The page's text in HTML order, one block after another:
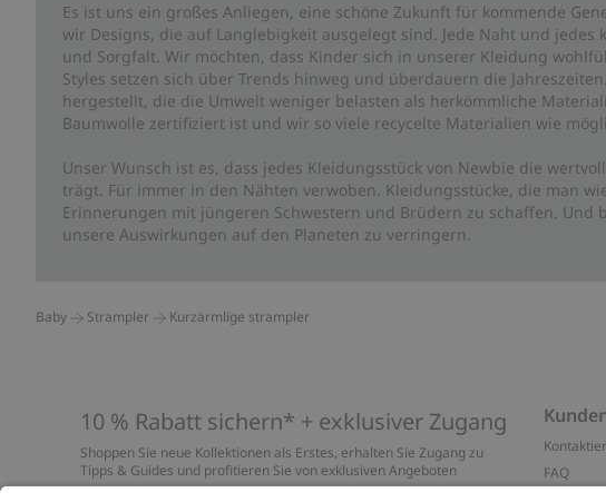
Es ist uns ein großes Anliegen, eine schöne Zukunft für kommende
wir Designs, die auf Langlebigkeit ausgelegt sind. Jede Naht und
und Sorgfalt. Wir möchten, dass Kinder sich in unserer Kleidung
Styles setzen sich über Trends hinweg und überdauern die
hergestellt, die die Umwelt weniger belasten als herkömmliche
Baumwolle zertifiziert ist und wir so viele recycelte Materialien wie
Unser Wunsch ist es, dass jedes Kleidungsstück von Newbie die
trägt. Für immer in den Nähten verwoben. Kleidungsstücke, die man
Erinnerungen mit jüngeren Schwestern und Brüdern zu schaffen. Und
unsere Auswirkungen auf den Planeten zu verringern.
Baby Strampler Kurzärmlige strampler
10 % Rabatt sichern* + exklusiver Zugang
Shoppen Sie neue Kollektionen als Erstes, erhalten Sie Zugang zu
Tipps & Guides und profitieren Sie von exklusiven Angeboten
FAQ